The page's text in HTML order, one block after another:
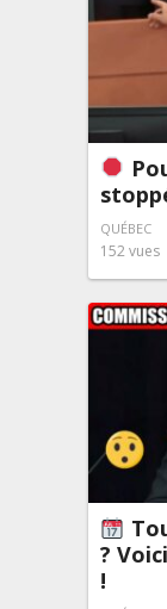
QUÉBEC
152vues
?
!